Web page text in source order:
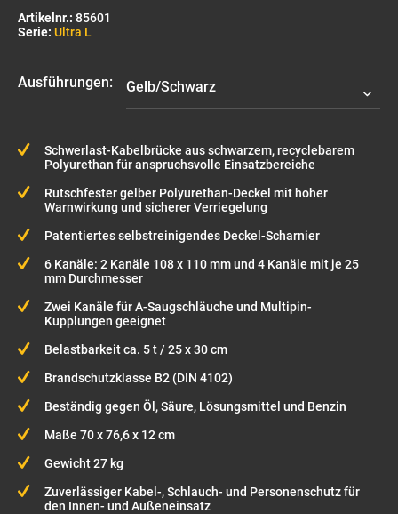
Artikelnr.: 85601
Serie: Ultra L
Ausführungen:
Schwerlast-Kabelbrücke aus schwarzem, recyclebarem
Polyurethan für anspruchsvolle Einsatzbereiche
Rutschfester gelber Polyurethan-Deckel mit hoher
Warnwirkung und sicherer Verriegelung
Patentiertes selbstreinigendes Deckel-Scharnier
6 Kanäle: 2 Kanäle 108 x 110 mm und 4 Kanäle mit je 25
mm Durchmesser
Zwei Kanäle für A-Saugschläuche und Multipin-
Kupplungen geeignet
Belastbarkeit ca. 5 t / 25 x 30 cm
Brandschutzklasse B2 (DIN 4102)
Beständig gegen Öl, Säure, Lösungsmittel und Benzin
Maße 70 x 76,6 x 12 cm
Gewicht 27 kg
Zuverlässiger Kabel-, Schlauch- und Personenschutz für
den Innen- und Außeneinsatz